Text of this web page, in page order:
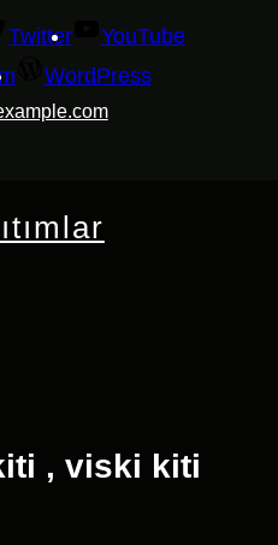
Twitter
YouTube
WordPress
, viski kiti